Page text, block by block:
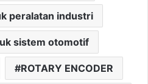
peralatan industri
sistem otomotif
ROTARY ENCODER